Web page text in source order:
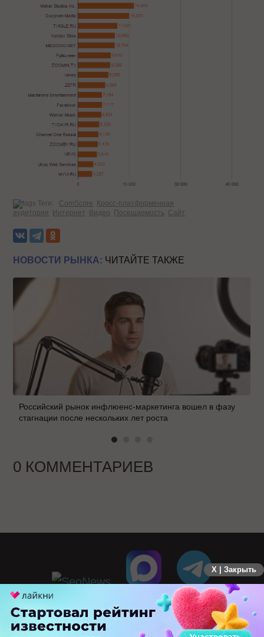
Теги: ComScore
Кросс-платформенная
аудитория
Интернет Видео Посещаемость Сайт
НОВОСТИ РЫНКА: ЧИТАЙТЕ ТАКЖЕ
Российский рынок инфлюенс-маркетинга вошел в фазу
стагнации после нескольких лет роста
0 КОММЕНТАРИЕВ
X | Закрыть
ПЕРЕЙТИ НА ПОЛНУЮ ВЕРСИЮ
© SEOnews.ru Все права защищены. 2026